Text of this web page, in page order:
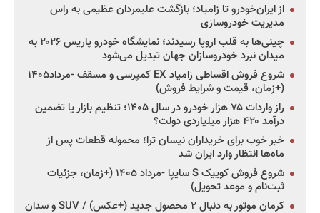
از ایران‌خودرو تا زامیاد؛ بازگشت علیمردان عظیمی به راس
مدیریت خودروسازی
چینی‌ها به قلب اروپا رسیدند؛ نمایشگاه خودرو پاریس ۲۰۲۶ به
میدان نبرد خودروسازان جهان تبدیل می‌شود
شروع فروش اقساطی زامیاد EX کمپرسی و مسقف -مرداد۱۴۰۵
(+زمان، قیمت و شرایط فروش)
راز واردات ۷۵ هزار خودرو در سال ۱۴۰۵؛ تنظیم بازار یا تضمین
درآمد ۴۲۰ هزار میلیاردی دولت؟
خبر خوب برای خریداران نیسان ترا؛ محموله قطعات پس از
ماه‌ها انتظار وارد ایران شد
شروع فروش کوییک S سایپا -مرداد ۱۴۰۵ (+زمان، جزئیات
ثبت‌نام و موعد تحویل)
کرمان موتور به دنبال ۲ محصول جدید (+عکس) / SUV و سدان